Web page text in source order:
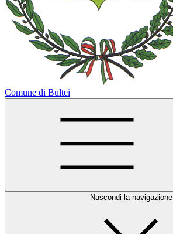
Comune di Bultei
Nascondi la navigazione